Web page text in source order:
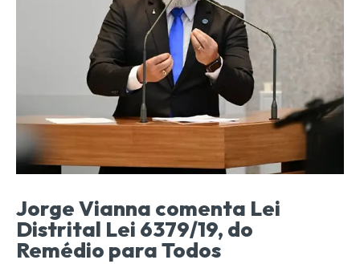
Jorge Vianna comenta Lei
Distrital Lei 6379/19, do
Remédio para Todos